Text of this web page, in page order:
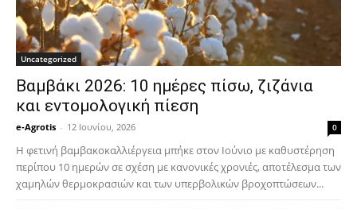
Uncategorized
Βαμβάκι 2026: 10 ημέρες πίσω, ζιζάνια
και εντομολογική πίεση
e-Agrotis - 12 Ιουνίου, 2026 0
Η φετινή βαμβακοκαλλιέργεια μπήκε στον Ιούνιο με καθυστέρηση
περίπου 10 ημερών σε σχέση με κανονικές χρονιές, αποτέλεσμα των
χαμηλών θερμοκρασιών και των υπερβολικών βροχοπτώσεων...